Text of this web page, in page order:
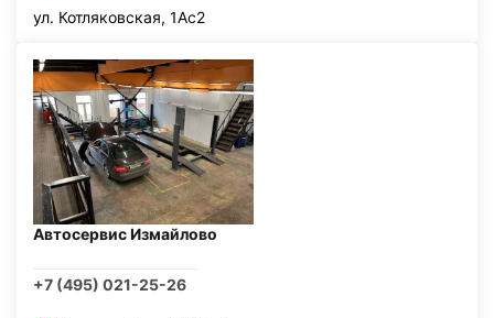
ул. Котляковская, 1Ас2
Автосервис Измайлово
+7 (495) 021-25-26